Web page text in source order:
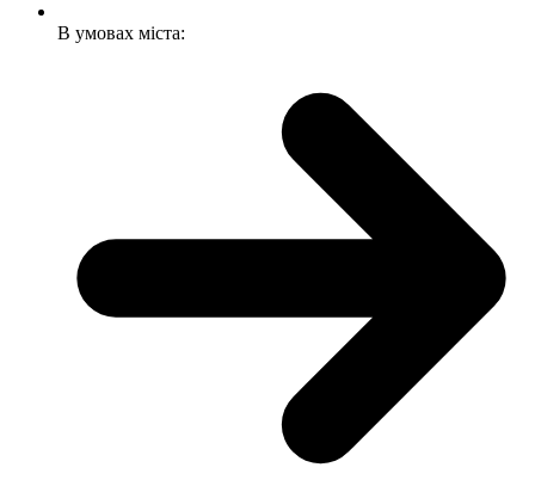
В умовах міста: